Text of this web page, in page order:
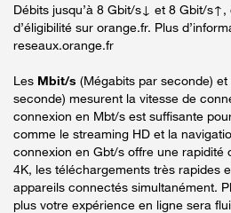
Débits jusqu’à 8 Gbit/s↓ et 8 Gbit/
d’éligibilité sur orange.fr. Plus
reseaux.orange.fr
Les Mbit/s (Mégabits par seconde) et
seconde) mesurent la vitesse de
connexion en Mbt/s est suffisante
comme le streaming HD et la
connexion en Gbt/s offre une rapidité
4K, les téléchargements très rapides
appareils connectés simultanément.
plus votre expérience en ligne sera